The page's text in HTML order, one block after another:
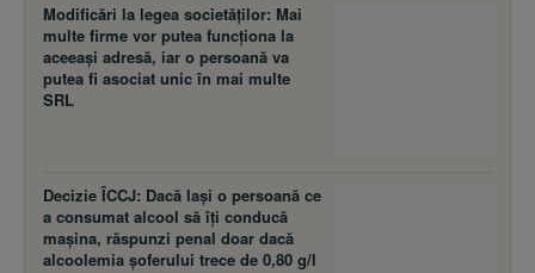
Modificări la legea societăţilor: Mai
multe firme vor putea funcţiona la
aceeaşi adresă, iar o persoană va
putea fi asociat unic în mai multe
SRL
Decizie ÎCCJ: Dacă laşi o persoană ce
a consumat alcool să îţi conducă
maşina, răspunzi penal doar dacă
alcoolemia şoferului trece de 0,80 g/l